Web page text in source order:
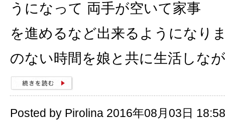
うになって 両手が空いて家事
を進めるなど出来るようになり
のない時間を娘と共に生活しな
Posted by Pirolina 2016年08月03日 18:58